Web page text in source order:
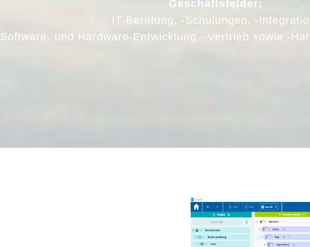
Geschäftsfelder:
IT-Beratung, -Schulungen, -
Software- und Hardware-Entwicklung, -Vertrieb sowie -